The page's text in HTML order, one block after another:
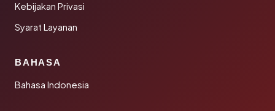
Kebijakan Privasi
Syarat Layanan
BAHASA
Bahasa Indonesia